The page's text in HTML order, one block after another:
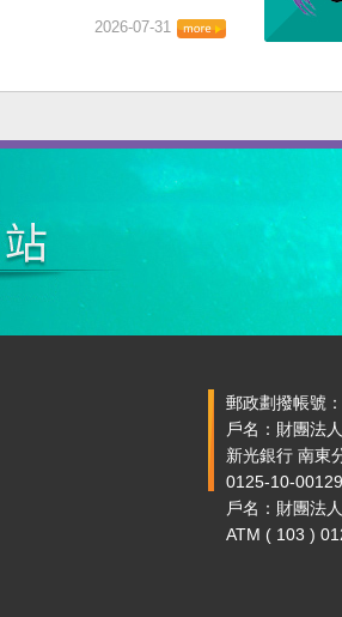
2026-07-31
郵政劃撥帳號
戶名：財團法
新光銀行 南東
0125-10-
戶名：財團法
ATM ( 103 )